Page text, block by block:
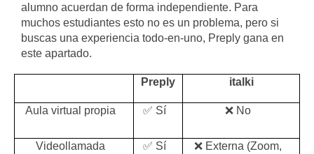
alumno acuerdan de forma independiente. Para
muchos estudiantes esto no es un problema, pero si
buscas una experiencia todo-en-uno, Preply gana en
este apartado.
Preply italki
Aula virtual propia ✅ Sí ❌ No
Videollamada
✅ Sí
❌ Externa (Zoom,